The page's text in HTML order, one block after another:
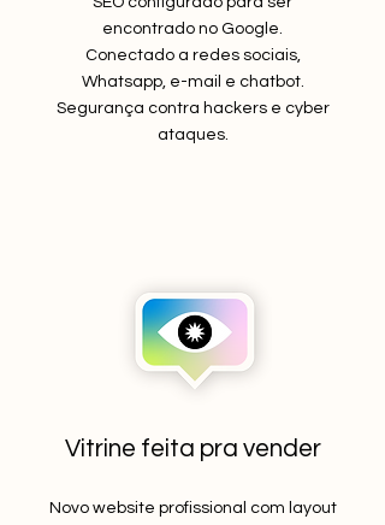
encontrado no Google.
Conectado a redes sociais,
Whatsapp, e-mail e chatbot.
Segurança contra hackers e cyber
ataques.
Vitrine feita pra vender
Novo website profissional com layout